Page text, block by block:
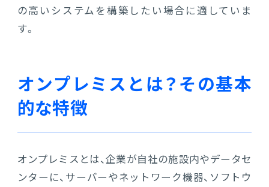
の高いシステムを構築したい場合に適していま
す。
オンプレミスとは？その基本
的な特徴
オンプレミスとは、企業が自社の施設内やデータセ
ンターに、サーバーやネットワーク機器、ソフトウ